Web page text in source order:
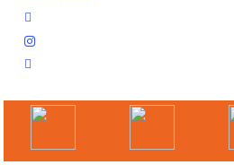
linkedin
instagram
spotify
© 2026 Ihr Online Portal für